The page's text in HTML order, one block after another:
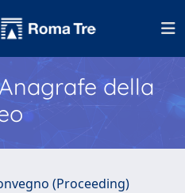
della
(Proceeding)